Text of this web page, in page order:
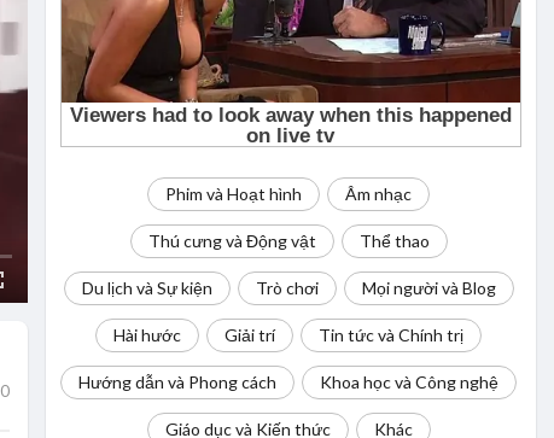
Phim và Hoạt hình Âm nhạc
Thú cưng và Động vật Thể thao
Du lịch và Sự kiện Trò chơi Mọi người và Blog
Hài hước Giải trí Tin tức và Chính trị
Hướng dẫn và Phong cách Khoa học và Công nghệ
Giáo dục và Kiến thức Khác
0